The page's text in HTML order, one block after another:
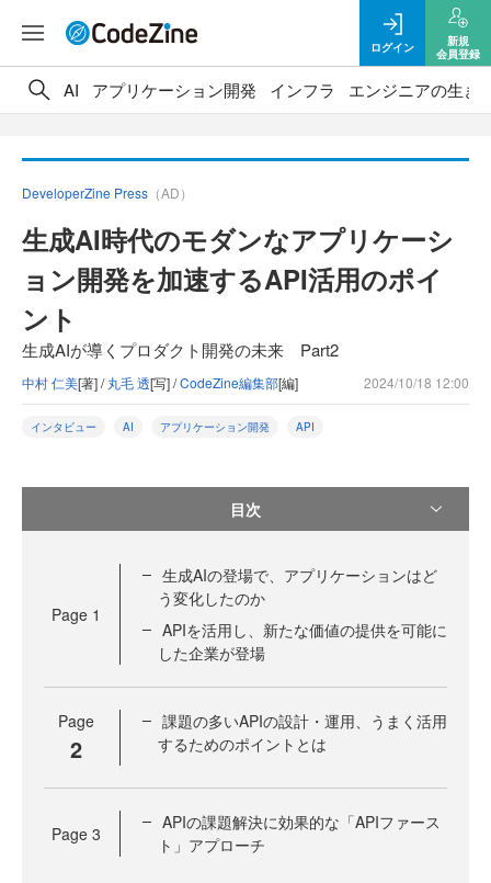
ログイン
新規
会員登録
AI アプリケーション開発 インフラ エンジニアの生き
DeveloperZine Press （AD）
生成AI時代のモダンなアプリケーシ
ョン開発を加速するAPI活用のポイ
ント
生成AIが導くプロダクト開発の未来 Part2
中村 仁美[著] /丸毛 透[写] /CodeZine編集部[編] 2024/10/18 12:00
インタビュー AI アプリケーション開発 API
目次
Page 1
生成AIの登場で、アプリケーションはど
う変化したのか
APIを活用し、新たな価値の提供を可能に
した企業が登場
Page
2
課題の多いAPIの設計・運用、うまく活用
するためのポイントとは
Page 3
APIの課題解決に効果的な「APIファース
ト」アプローチ